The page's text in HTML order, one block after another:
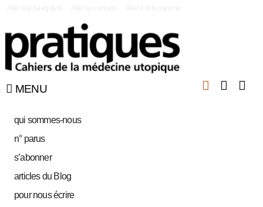
MENU
qui sommes-nous
n° parus
s’abonner
articles du Blog
pour nous écrire